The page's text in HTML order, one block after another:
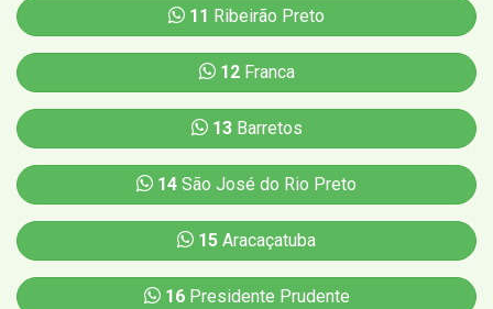
11 Ribeirão Preto
12Franca
13Barretos
14 São José do Rio Preto
15 Aracaçatuba
16Presidente Prudente